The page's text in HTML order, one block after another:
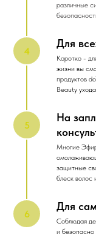
различные
Для
Коротко -
жизни вы
продуктов
Beauty
На
Многие
защитные
блеск волос
Для
Соблюдая
и безопасно